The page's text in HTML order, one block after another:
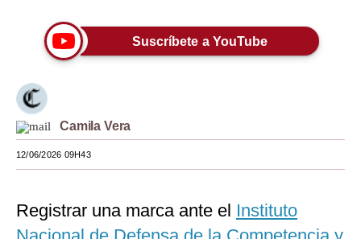
Moda
Estilos
Mundo
EEUU
México
Internacional
Suscríbete a YouTube
Camila Vera
12/06/2026 09H43
Registrar una marca ante el Instituto